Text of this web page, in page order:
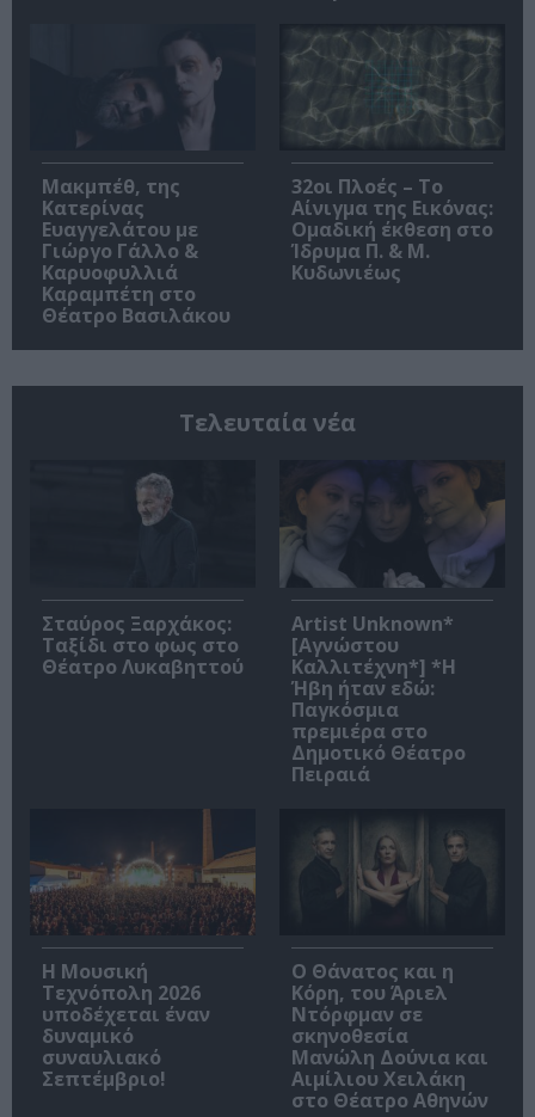
Μακμπέθ, της
Κατερίνας
Ευαγγελάτου με
Γιώργο Γάλλο &
Καρυοφυλλιά
Καραμπέτη στο
Θέατρο Βασιλάκου
32οι Πλοές – Το
Αίνιγμα της Εικόνας:
Ομαδική έκθεση στο
Ίδρυμα Π. & Μ.
Κυδωνιέως
Τελευταία νέα
Σταύρος Ξαρχάκος:
Ταξίδι στο φως στο
Θέατρο Λυκαβηττού
Artist Unknown*
[Αγνώστου
Καλλιτέχνη*] *Η
Ήβη ήταν εδώ:
Παγκόσμια
πρεμιέρα στο
Δημοτικό Θέατρο
Πειραιά
Η Μουσική
Τεχνόπολη 2026
υποδέχεται έναν
δυναμικό
συναυλιακό
Σεπτέμβριο!
Ο Θάνατος και η
Κόρη, του Άριελ
Ντόρφμαν σε
σκηνοθεσία
Μανώλη Δούνια και
Αιμίλιου Χειλάκη
στο Θέατρο Αθηνών